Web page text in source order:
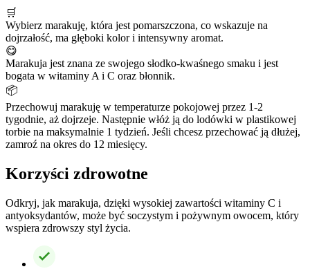
🛒
Wybierz marakuję, która jest pomarszczona, co wskazuje na
dojrzałość, ma głęboki kolor i intensywny aromat.
😋
Marakuja jest znana ze swojego słodko-kwaśnego smaku i jest
bogata w witaminy A i C oraz błonnik.
📦
Przechowuj marakuję w temperaturze pokojowej przez 1-2
tygodnie, aż dojrzeje. Następnie włóż ją do lodówki w plastikowej
torbie na maksymalnie 1 tydzień. Jeśli chcesz przechować ją dłużej,
zamroź na okres do 12 miesięcy.
Korzyści zdrowotne
Odkryj, jak marakuja, dzięki wysokiej zawartości witaminy C i
antyoksydantów, może być soczystym i pożywnym owocem, który
wspiera zdrowszy styl życia.